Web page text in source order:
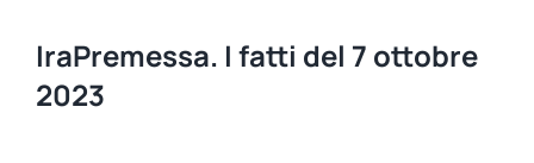
IraPremessa. I fatti del 7 ottobre
2023